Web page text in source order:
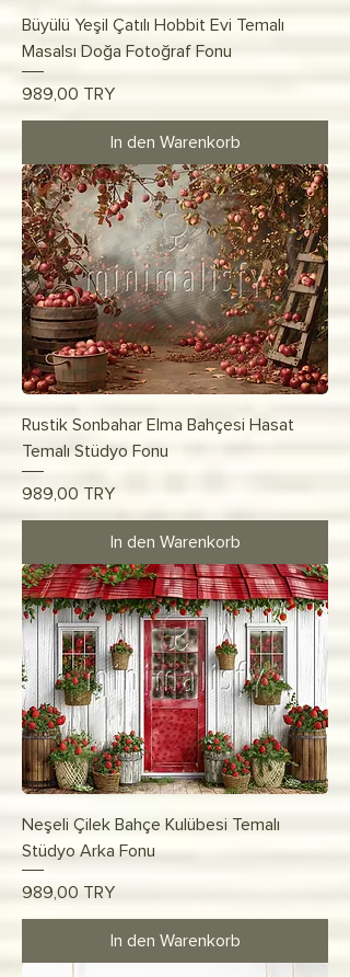
Büyülü Yeşil Çatılı Hobbit Evi Temalı
Masalsı Doğa Fotoğraf Fonu
Preis
989,00 TRY
In den Warenkorb
Rustik Sonbahar Elma Bahçesi Hasat
Temalı Stüdyo Fonu
Preis
989,00 TRY
In den Warenkorb
Neşeli Çilek Bahçe Kulübesi Temalı
Stüdyo Arka Fonu
Preis
989,00 TRY
In den Warenkorb